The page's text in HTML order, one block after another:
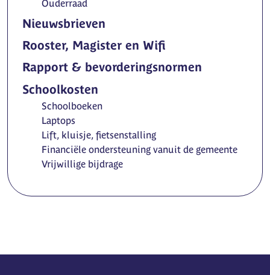
Ouderraad
Nieuwsbrieven
Rooster, Magister en Wifi
Rapport & bevorderingsnormen
Schoolkosten
Schoolboeken
Laptops
Lift, kluisje, fietsenstalling
Financiële ondersteuning vanuit de gemeente
Vrijwillige bijdrage